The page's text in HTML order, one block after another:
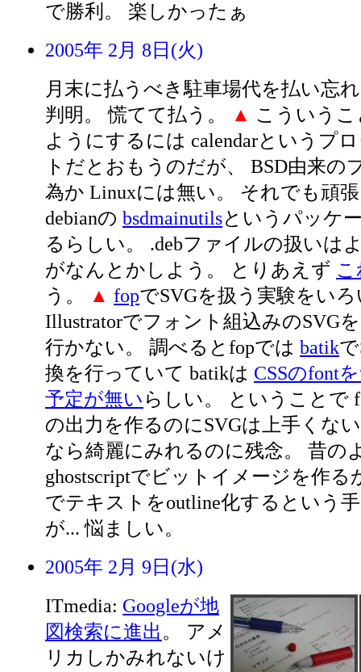
で勝利。 楽しかったぁ
2005年 2月 8日(火)
月末に払うべき駐車場代を払い忘
判明。 慌てて払う。
▲ こういう
ようにするには calendarというプ
トだとおもうのだが、 BSD由来の
為か Linuxには無い。 それでも頑
debianの bsdmainutilsというパッケ
るらしい。 .debファイルの扱いは
がなんとかしよう。 とりあえず こ
う。
▲ fopでSVGを扱う実験をい
Illustratorでフォント組込みのSVG
行かない。 調べるとfopでは batik
換を行っていて batikは CSSのfont
予定が無い らしい。 ということで
の出力を作るのにSVGは上手くな
なら綺麗にみれるのに残念。 昔の
ghostscriptでビットイメージを作る
でテキストをoutline化するという
が... 悩ましい。
2005年 2月 9日(水)
ITmedia: Googleが地
図検索に進出。 アメ
リカしかみれないけ